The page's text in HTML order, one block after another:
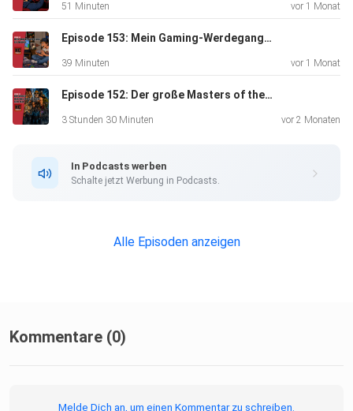
51 Minuten vor 1 Monat
Episode 153: Mein Gaming-Werdegang - Vom Atari 2600, NES & Game Boy bis zum SNES und Amiga 500
39 Minuten vor 1 Monat
Episode 152: Der große Masters of the Universe-Filmtalk
3 Stunden 30 Minuten vor 2 Monaten
In Podcasts werben
Schalte jetzt Werbung in Podcasts.
Alle Episoden anzeigen
Kommentare (0)
Melde Dich an, um einen Kommentar zu schreiben.